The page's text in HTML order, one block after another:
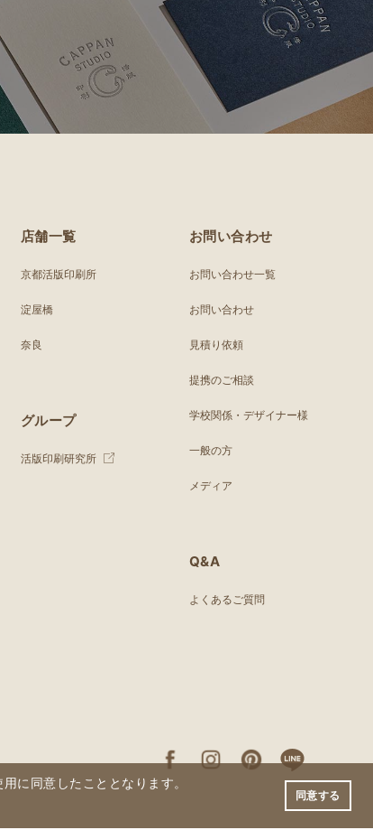
に同意したこととなります。
同意する
店舗一覧
京都活版印刷所
淀屋橋
奈良
グループ
活版印刷研究所
お問い合わせ
お問い合わせ一覧
お問い合わせ
見積り依頼
提携のご相談
学校関係・デザイナー様
一般の方
メディア
Q&A
よくあるご質問